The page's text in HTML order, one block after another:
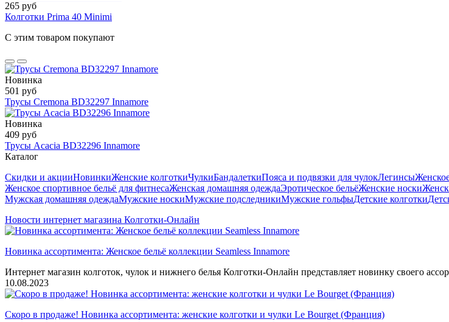
265 руб
Колготки Prima 40 Minimi
С этим товаром покупают
Новинка
501 руб
Трусы Cremona BD32297 Innamore
Новинка
409 руб
Трусы Acacia BD32296 Innamore
Каталог
Скидки и акцииНовинкиЖенские колготкиЧулкиБандалеткиПояса и подвязки для чулокЛегинсы
Женское спортивное бельё для фитнесаЖенская домашняя одеждаЭротическое бельёЖенские носки
Мужская домашняя одеждаМужские носкиМужские подследникиМужские гольфыДетские колготки
Новости интернет магазина Колготки-Онлайн
Новинка ассортимента: Женское бельё коллекции Seamless Innamore
Интернет магазин колготок, чулок и нижнего белья Колготки-Онлайн представляет новинку своего
10.08.2023
Скоро в продаже! Новинка ассортимента: женские колготки и чулки Le Bourget (Франция)